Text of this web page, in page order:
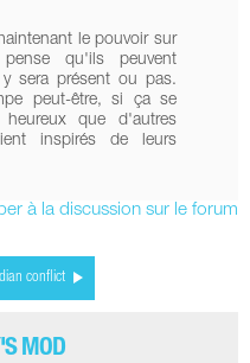
le pouvoir sur
qu'ils peuvent
sera présent ou pas.
peut-être, si ça se
que d'autres
inspirés de leurs
à la discussion sur le forum
conflict
MOD